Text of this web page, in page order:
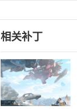
相关补丁